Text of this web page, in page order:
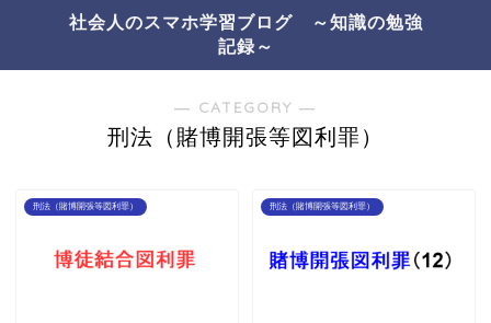
社会人のスマホ学習ブログ ～知識の勉強
記録～
― CATEGORY ―
刑法（賭博開張等図利罪）
刑法（賭博開張等図利罪） 刑法（賭博開張等図利罪）